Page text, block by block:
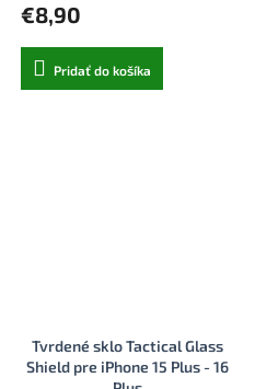
€8,90
Pridať do košíka
Tvrdené sklo Tactical Glass
Shield pre iPhone 15 Plus - 16